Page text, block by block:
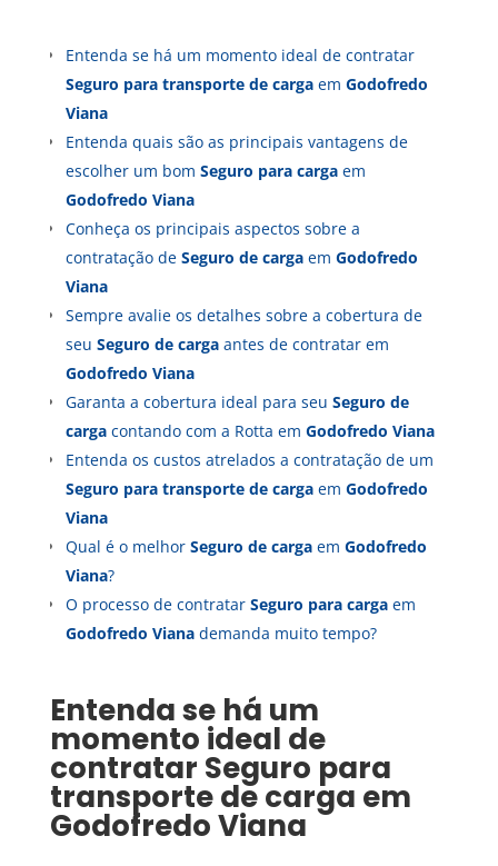
Entenda se há um momento ideal de contratar
Seguro para transporte de cargaem Godofredo
Viana
Entenda quais são as principais vantagens de
escolher um bom Seguro para cargaem
Godofredo Viana
Conheça os principais aspectos sobre a
contratação de Seguro de cargaem Godofredo
Viana
Sempre avalie os detalhes sobre a cobertura de
seu Seguro de cargaantes de contratar em
Godofredo Viana
Garanta a cobertura ideal para seu Seguro de
cargacontando com a Rotta em Godofredo Viana
Entenda os custos atrelados a contratação de um
Seguro para transporte de cargaem Godofredo
Viana
Qual é o melhor Seguro de cargaem Godofredo
Viana?
O processo de contratar Seguro para cargaem
Godofredo Vianademanda muito tempo?
Entenda se há um
momento ideal de
contratar Seguro para
transporte de carga em
Godofredo Viana